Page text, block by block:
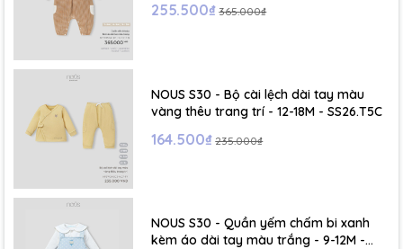
255.500₫ 365.000₫
NOUS S30 - Bộ cài lệch dài tay màu
vàng thêu trang trí - 12-18M - SS26.T5C
164.500₫ 235.000₫
NOUS S30 - Quần yếm chấm bi xanh
kèm áo dài tay màu trắng - 9-12M -